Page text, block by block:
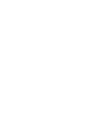
Jangan Mau
Menjadi
Panduan
UMKM